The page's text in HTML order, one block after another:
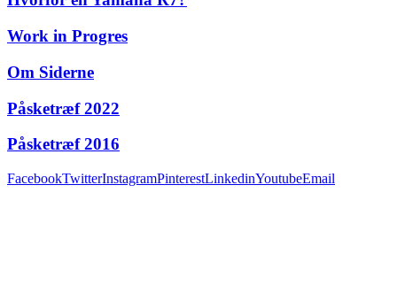
Work in Progres
Om Siderne
Påsketræf 2022
Påsketræf 2016
FacebookTwitterInstagramPinterestLinkedinYoutubeEmail